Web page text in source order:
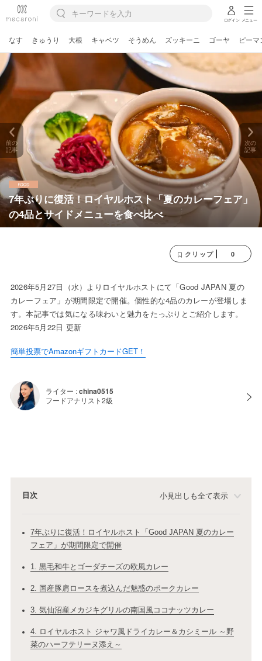
ログイン メニュー
なす きゅうり 大根 キャベツ そうめん ズッキーニ ゴーヤ ピーマ
7年ぶりに復活！ロイヤルホスト「夏のカレーフェア」
の4品とサイドメニューを食べ比べ
前の
記事
次の
記事
クリップ 0
2026年5月27日（水）よりロイヤルホストにて「Good JAPAN 夏の
カレーフェア」が期間限定で開催。個性的な4品のカレーが登場しま
す。本記事では気になる味わいと魅力をたっぷりとご紹介します。
2026年5月22日 更新
簡単投票でAmazonギフトカードGET！
ライター :china0515
フードアナリスト2級
目次 小見出しも全て表示
7年ぶりに復活！ロイヤルホスト「Good JAPAN 夏のカレー
フェア」が期間限定で開催
1. 黒毛和牛とゴーダチーズの欧風カレー
2. 国産豚肩ロースを煮込んだ魅惑のポークカレー
3. 気仙沼産メカジキグリルの南国風ココナッツカレー
4. ロイヤルホスト ジャワ風ドライカレー＆カシミール ～野
菜のハーフテリーヌ添え～